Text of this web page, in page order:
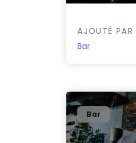
AJOUTÉ PAR
Bar
Bar